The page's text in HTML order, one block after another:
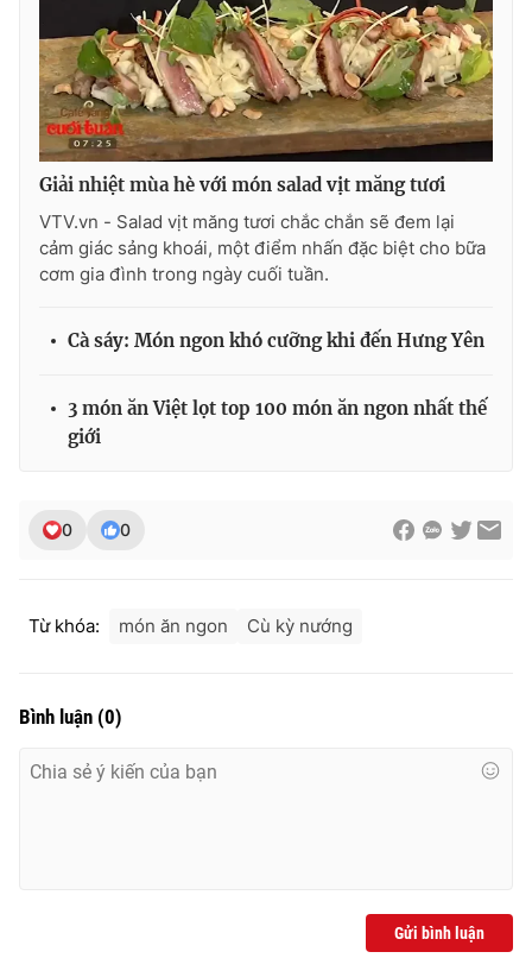
Emagazine Podcast
Photo Infographic
Video Shorts video
VTV Money VTV Thể thao
VTV4
Giấy phép hoạt động báo in và báo điện tử số 483/GP-BTTTT
Giải nhiệt mùa hè với món salad vịt măng tươi
VTV.vn - Salad vịt măng tươi chắc chắn sẽ đem lại
cảm giác sảng khoái, một điểm nhấn đặc biệt cho bữa
cơm gia đình trong ngày cuối tuần.
Cà sáy: Món ngon khó cưỡng khi đến Hưng Yên
3 món ăn Việt lọt top 100 món ăn ngon nhất thế
giới
0 0
Từ khóa: món ăn ngon Cù kỳ nướng
Bình luận (0)
Gửi bình luận